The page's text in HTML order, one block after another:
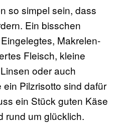
so simpel sein, dass
Ein bisschen
Makrelen-
Fleisch, kleine
oder auch
Pilzrisotto sind dafür
ein Stück guten Käse
rund um glücklich.